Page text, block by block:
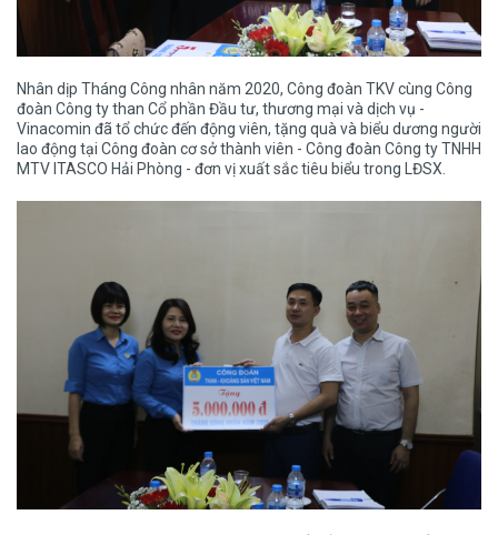
Nhân dịp Tháng Công nhân năm 2020, Công đoàn TKV cùng Công
đoàn Công ty than Cổ phần Đầu tư, thương mại và dịch vụ -
Vinacomin đã tổ chức đến động viên, tặng quà và biểu dương người
lao động tại Công đoàn cơ sở thành viên - Công đoàn Công ty TNHH
MTV ITASCO Hải Phòng - đơn vị xuất sắc tiêu biểu trong LĐSX.